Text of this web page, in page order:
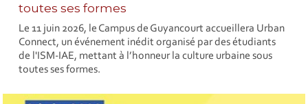
toutes ses formes
Le 11 juin 2026, le Campus de Guyancourt accueillera Urban
Connect, un événement inédit organisé par des étudiants
de l'ISM-IAE, mettant à l’honneur la culture urbaine sous
toutes ses formes.